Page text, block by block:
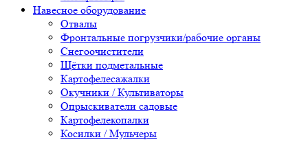
Навесное оборудование
Отвалы
Фронтальные погрузчики/рабочие органы
Снегоочистители
Щётки подметальные
Картофелесажалки
Окучники / Культиваторы
Опрыскиватели садовые
Картофелекопалки
Косилки / Мульчеры